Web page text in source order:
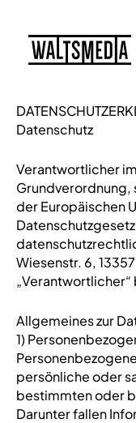
Datenschutz
Verantwortlicher
der Europäischen
Wiesenstr. 6,
„Verantwortlicher“
Allgemeines zur
1)
persönliche oder
bestimmten oder
Darunter fallen